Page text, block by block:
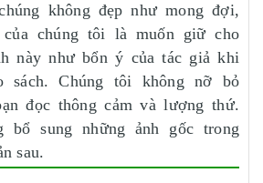
không đẹp như mong đợi,
chúng tôi là muốn giữ cho
này như bổn ý của tác giả khi
sách. Chúng tôi không nỡ bỏ
đọc thông cảm và lượng thứ.
bổ sung những ảnh gốc trong
sau.